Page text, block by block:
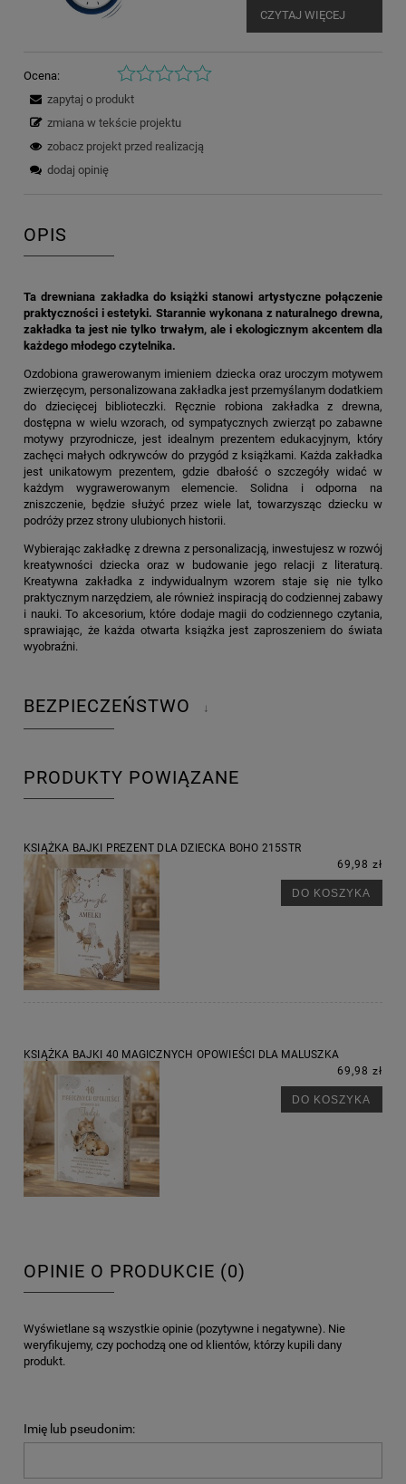
CZYTAJ WIĘCEJ
Ocena:
zapytaj o produkt
zmiana w tekście projektu
zobacz projekt przed realizacją
dodaj opinię
OPIS
Ta drewniana zakładka do książki stanowi artystyczne połączenie
praktyczności i estetyki. Starannie wykonana z naturalnego drewna,
zakładka ta jest nie tylko trwałym, ale i ekologicznym akcentem dla
każdego młodego czytelnika.
Ozdobiona grawerowanym imieniem dziecka oraz uroczym motywem
zwierzęcym, personalizowana zakładka jest przemyślanym dodatkiem
do dziecięcej biblioteczki. Ręcznie robiona zakładka z drewna,
dostępna w wielu wzorach, od sympatycznych zwierząt po zabawne
motywy przyrodnicze, jest idealnym prezentem edukacyjnym, który
zachęci małych odkrywców do przygód z książkami. Każda zakładka
jest unikatowym prezentem, gdzie dbałość o szczegóły widać w
każdym wygrawerowanym elemencie. Solidna i odporna na
zniszczenie, będzie służyć przez wiele lat, towarzysząc dziecku w
podróży przez strony ulubionych historii.
Wybierając zakładkę z drewna z personalizacją, inwestujesz w rozwój
kreatywności dziecka oraz w budowanie jego relacji z literaturą.
Kreatywna zakładka z indywidualnym wzorem staje się nie tylko
praktycznym narzędziem, ale również inspiracją do codziennej zabawy
i nauki. To akcesorium, które dodaje magii do codziennego czytania,
sprawiając, że każda otwarta książka jest zaproszeniem do świata
wyobraźni.
BEZPIECZEŃSTWO ↓
PRODUKTY POWIĄZANE
KSIĄŻKA BAJKI PREZENT DLA DZIECKA BOHO 215STR
69,98 zł
DO KOSZYKA
KSIĄŻKA BAJKI 40 MAGICZNYCH OPOWIEŚCI DLA MALUSZKA
69,98 zł
DO KOSZYKA
OPINIE O PRODUKCIE (0)
Wyświetlane są wszystkie opinie (pozytywne i negatywne). Nie
weryfikujemy, czy pochodzą one od klientów, którzy kupili dany
produkt.
Imię lub pseudonim: